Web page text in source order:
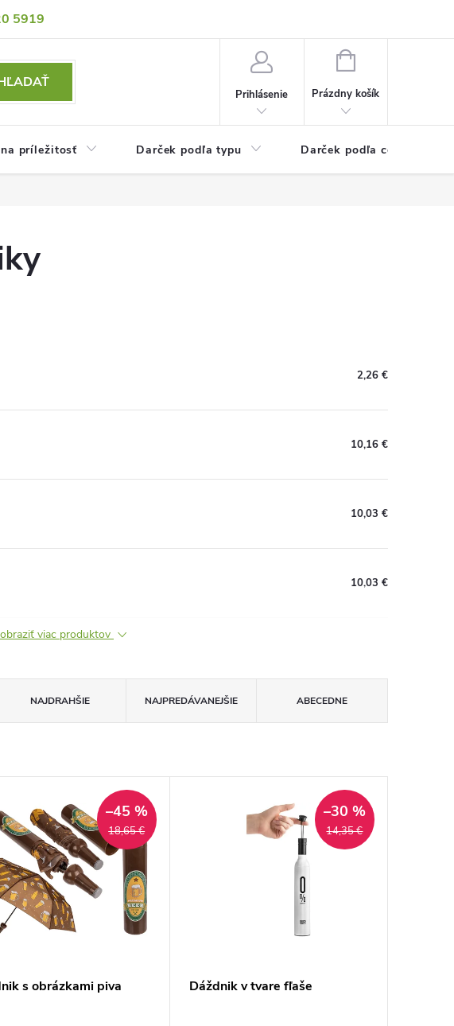
5919údajov
Prihlásenie
NÁKUPNÝ
Prázdny košík
príležitosť Darček podľa typu Darček podľa ceny
2,26 €
10,16 €
10,03 €
10,03 €
viac produktov
NAJDRAHŠIE NAJPREDÁVANEJŠIE ABECEDNE
18,65 €
–45 %
s obrázkami piva
14,35 €
–30 %
Dáždnik v tvare fľaše